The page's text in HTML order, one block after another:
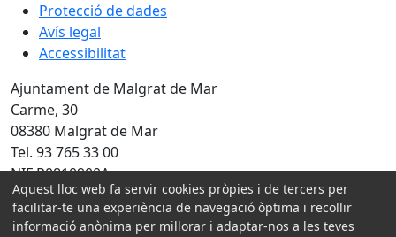
Protecció de dades
Avís legal
Accessibilitat
Ajuntament de Malgrat de Mar
Carme, 30
08380 Malgrat de Mar
Tel. 93 765 33 00
NIF P0810900A
Amb la col·laboració de:
Aquest lloc web fa servir cookies pròpies i de tercers per
facilitar-te una experiència de navegació òptima i recollir
informació anònima per millorar i adaptar-nos a les teves